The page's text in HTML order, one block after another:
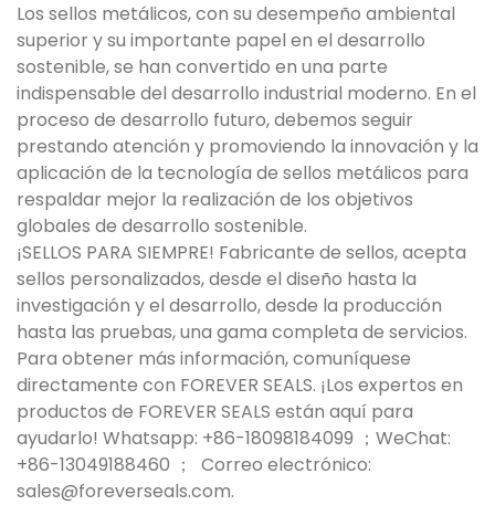
Los sellos metálicos, con su desempeño ambiental
superior y su importante papel en el desarrollo
sostenible, se han convertido en una parte
indispensable del desarrollo industrial moderno. En el
proceso de desarrollo futuro, debemos seguir
prestando atención y promoviendo la innovación y la
aplicación de la tecnología de sellos metálicos para
respaldar mejor la realización de los objetivos
globales de desarrollo sostenible.
¡SELLOS PARA SIEMPRE! Fabricante de sellos, acepta
sellos personalizados, desde el diseño hasta la
investigación y el desarrollo, desde la producción
hasta las pruebas, una gama completa de servicios.
Para obtener más información, comuníquese
directamente con FOREVER SEALS. ¡Los expertos en
productos de FOREVER SEALS están aquí para
ayudarlo! Whatsapp: +86-18098184099 ；WeChat:
+86-13049188460 ； Correo electrónico:
sales@foreverseals.com.